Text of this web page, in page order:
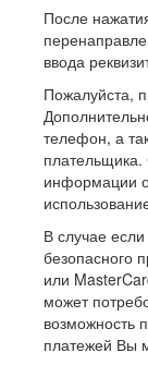
После
ввода
Пожалуйста,
телефон, а
информации
В случае
безопасного
или
может
возможность
платежей Вы